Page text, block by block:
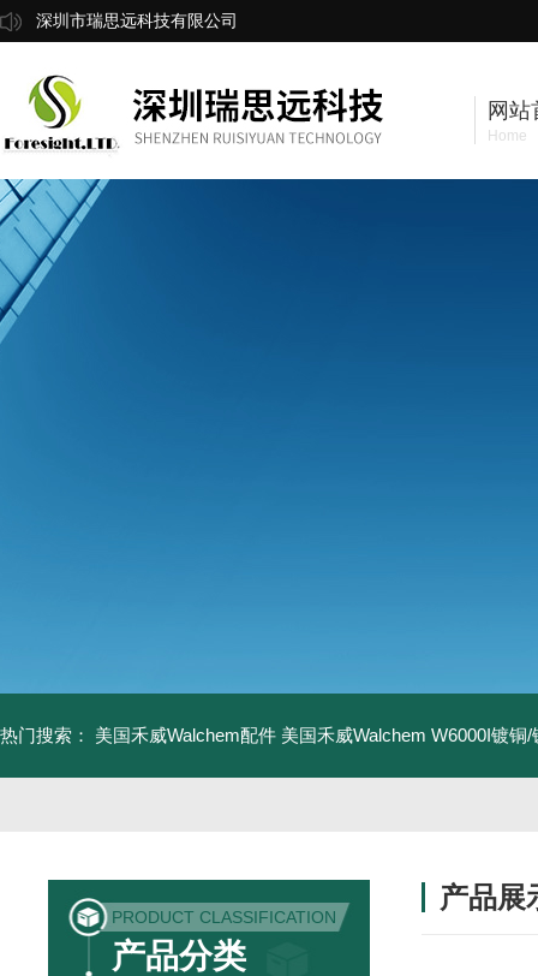
深圳市瑞思远科技有限公司
网站
Home
热门搜索： 美国禾威Walchem配件 美国禾威Walchem W6000I镀铜
PRODUCT CLASSIFICATION
产品分类
产品展